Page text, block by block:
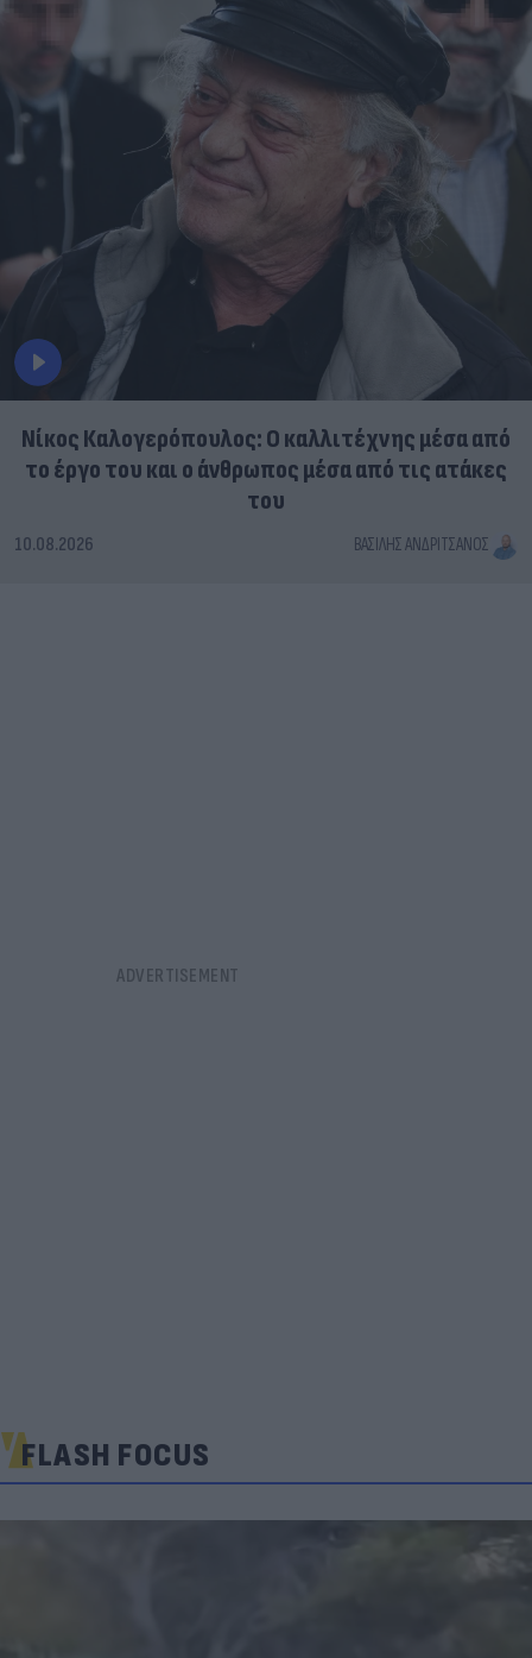
Νίκος Καλογερόπουλος: Ο καλλιτέχνης μέσα από
το έργο του και ο άνθρωπος μέσα από τις ατάκες
του
10.08.2026 ΒΑΣΊΛΗΣ ΑΝΔΡΙΤΣΆΝΟΣ
FLASH FOCUS